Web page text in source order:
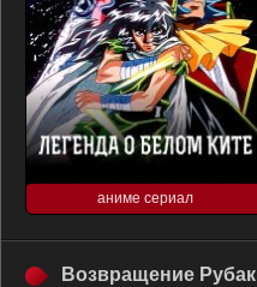
аниме сериал
Возвращение Рубак